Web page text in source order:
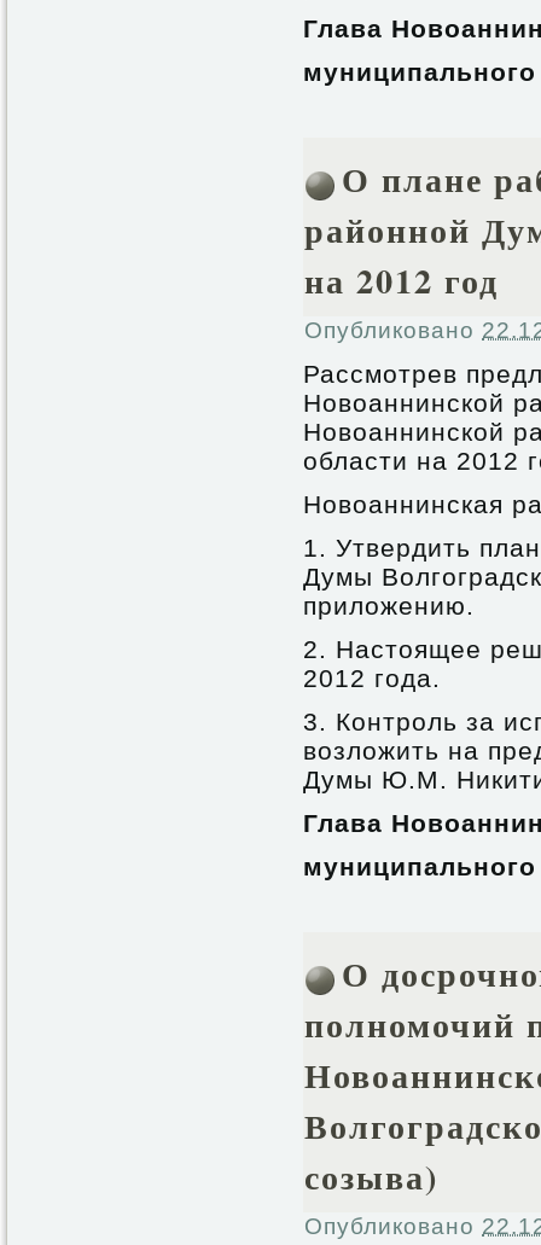
Глава
О плане
районной
на 2012 год
Опубликовано
Рассмотрев
Новоаннинской
Новоаннинской
области на 2012
Новоаннинская
1. Утвердить
Думы
приложению.
2. Настоящее
2012 года.
3. Контроль за
возложить на
Думы Ю.М.
Глава
О
полномочий
созыва)
Опубликовано